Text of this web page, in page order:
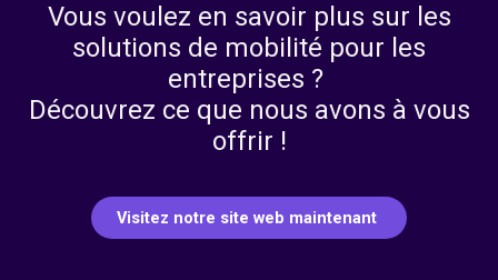
Vous voulez en savoir plus sur les
solutions de mobilité pour les
entreprises ?
Découvrez ce que nous avons à vous
offrir !
Visitez notre site web maintenant